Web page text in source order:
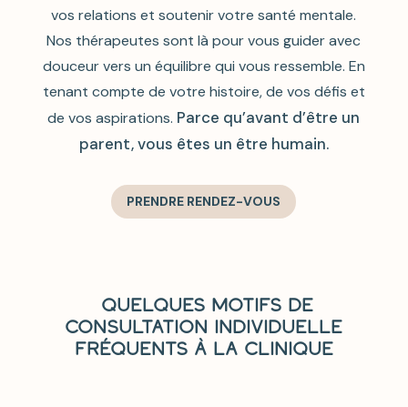
vos relations et soutenir votre santé mentale.
Nos thérapeutes sont là pour vous guider avec
douceur vers un équilibre qui vous ressemble. En
tenant compte de votre histoire, de vos défis et
de vos aspirations. Parce qu’avant d’être un
parent, vous êtes un être humain.
PRENDRE RENDEZ-VOUS
Quelques motifs de
consultation individuelle
fréquents à la clinique